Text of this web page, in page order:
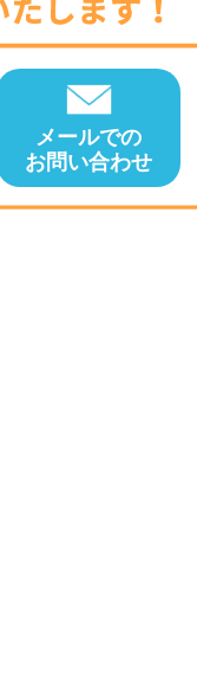
メールでの
お問い合わせ